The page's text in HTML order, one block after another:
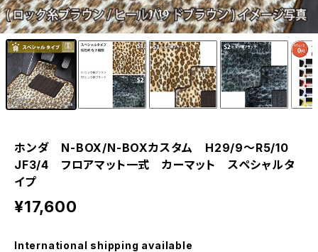
1/10
ホンダ N-BOX/N-BOXカスタム H29/9〜R5/10
JF3/4 フロアマット一式 カーマット スペシャルタ
イプ
¥17,600
International shipping available